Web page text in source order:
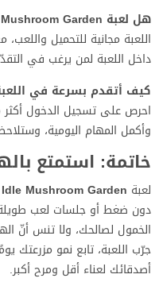
هل لعبة Idle Mushroom Garden مجانية بالكامل؟
اللعبة مجانية للتحميل واللعب،
داخل اللعبة لمن يرغب في
كيف أتقدم بسرعة في
احرص على تسجيل الدخول أكثر
وأكمل المهام اليومية،
خاتمة: استمتع
لعبة Idle Mushroom Garden
دون ضغط أو جلسات لعب طويلة.
الخمول لصالحك، ولا تنس أنّ
جرّب اللعبة، تابع نمو مزرعتك
أصدقائك لعناء أقل ومرح أكبر.